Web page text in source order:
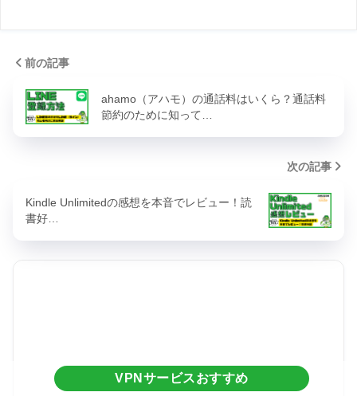
VPNサービスおすすめ
前の記事
ahamo（アハモ）の通話料はいくら？通話料
節約のために知って…
次の記事
Kindle Unlimitedの感想を本音でレビュー！読
書好…